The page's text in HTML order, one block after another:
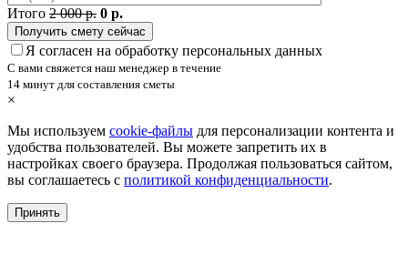
Итого 2 000 р. 0 р.
Я согласен на обработку персональных данных
С вами свяжется наш менеджер в течение
14 минут для составления сметы
×
Мы используем cookie-файлы для персонализации контента и
удобства пользователей. Вы можете запретить их в
настройках своего браузера. Продолжая пользоваться сайтом,
вы соглашаетесь с политикой конфиденциальности.
Принять